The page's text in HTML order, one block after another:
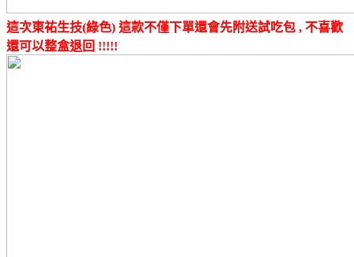
這次東祐生技(綠色) 這款不僅下單還會先附送試吃包 , 不喜歡
還可以整盒退回 !!!!!